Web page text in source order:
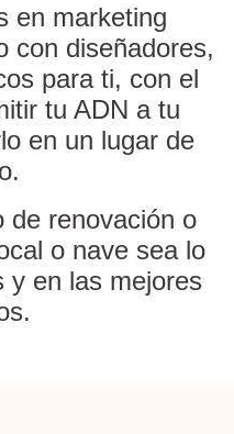
en marketing
con diseñadores,
para ti, con el
tu ADN a tu
en un lugar de
de renovación o
o nave sea lo
y en las mejores